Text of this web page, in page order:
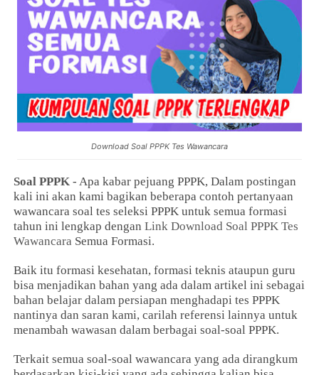
Download Soal PPPK Tes Wawancara
Soal PPPK - Apa kabar pejuang PPPK, Dalam postingan
kali ini akan kami bagikan beberapa contoh pertanyaan
wawancara soal tes seleksi PPPK untuk semua formasi
tahun ini lengkap denganLink Download Soal PPPK Tes
Wawancara Semua Formasi.
Baik itu formasi kesehatan, formasi teknis ataupun guru
bisa menjadikan bahan yang ada dalam artikel ini sebagai
bahan belajar dalam persiapan menghadapi tes PPPK
nantinya dan saran kami, carilah referensi lainnya untuk
menambah wawasan dalam berbagai soal-soal PPPK.
Terkait semua soal-soal wawancara yang ada dirangkum